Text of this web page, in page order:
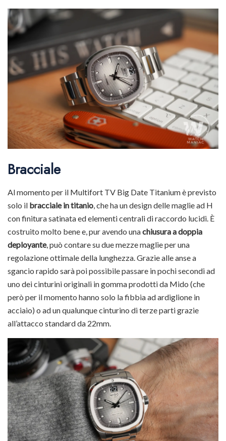
Bracciale
Al momento per il Multifort TV Big Date Titanium è previsto
solo il bracciale in titanio , che ha un design delle maglie ad H
con finitura satinata ed elementi centrali di raccordo lucidi. È
costruito molto bene e, pur avendo unachiusura a doppia
deployante, può contare su due mezze maglie per una
regolazione ottimale della lunghezza. Grazie alle anse a
sgancio rapido sarà poi possibile passare in pochi secondi ad
uno dei cinturini originali in gomma prodotti da Mido (che
però per il momento hanno solo la fibbia ad ardiglione in
acciaio) o ad un qualunque cinturino di terze parti grazie
all’attacco standard da 22mm.